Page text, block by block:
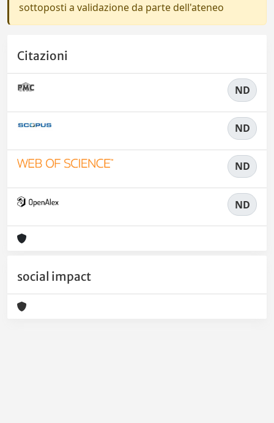
sottoposti a validazione da parte dell'ateneo
Citazioni
ND
ND
ND
ND
social impact